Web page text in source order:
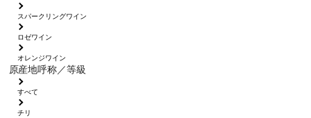
スパークリングワイン
ロゼワイン
オレンジワイン
原産地呼称／等級
すべて
チリ